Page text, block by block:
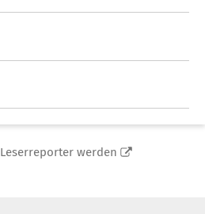
Leserreporter werden